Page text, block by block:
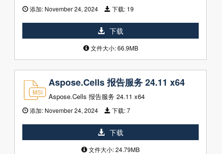
添加: November 24, 2024 下载: 19
下载
文件大小: 66.9MB
Aspose.Cells 报告服务 24.11 x64
Aspose.Cells 报告服务 24.11 x64
添加: November 24, 2024 下载:7
下载
文件大小: 24.79MB